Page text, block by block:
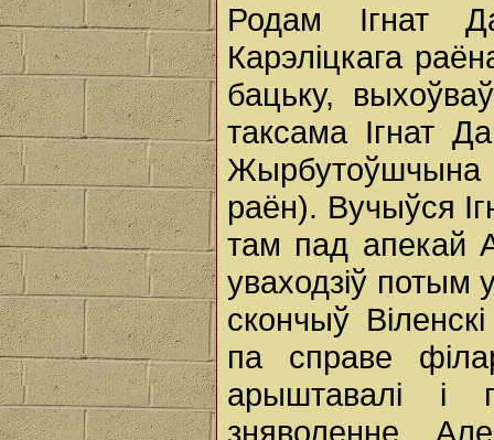
Родам Ігнат
Карэліцкага
бацьку,
таксама Ігнат
Жырбутоўшчына
раён). Вучыўся
там пад апекай
уваходзіў потым
скончыў
па справе
арыштавалі і
зняволенне.